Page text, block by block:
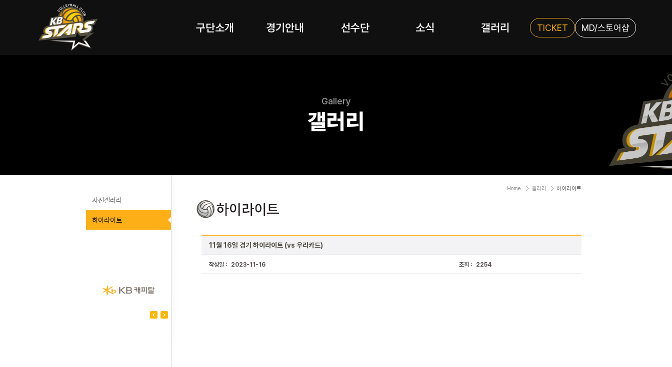
구단소개 경기안내 선수단 소식 갤러리 TICKET MD/스토어샵
사진갤러리
하이라이트
Home 갤러리 하이라이트
11월 16일 경기 하이라이트 (vs 우리카드)
작성일 : 2023-11-16 조회 : 2254